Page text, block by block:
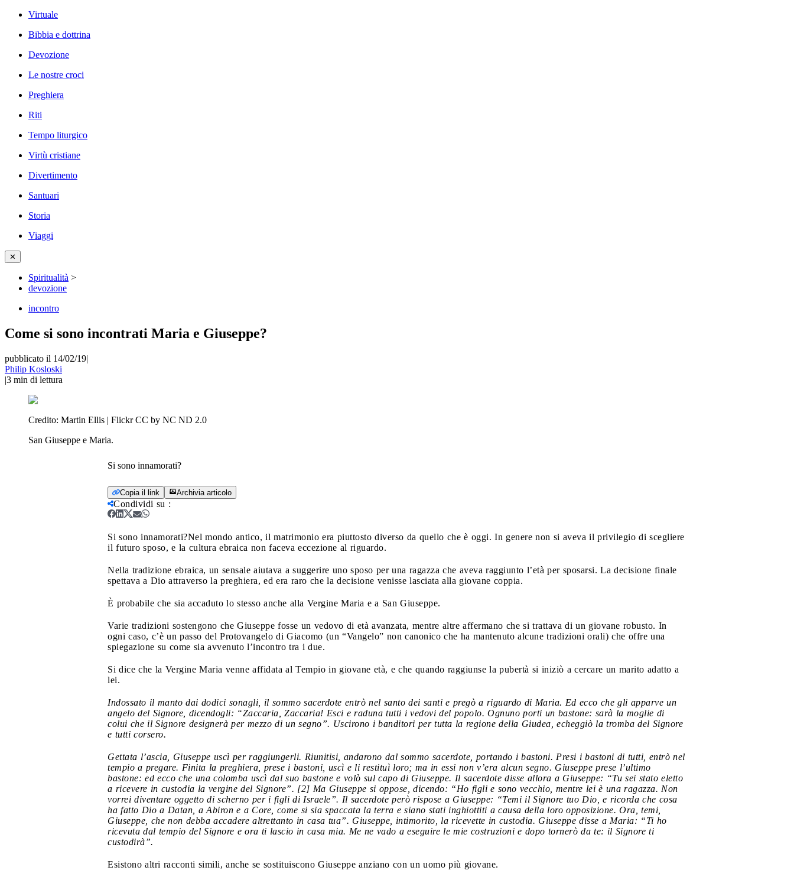
Virtuale
Bibbia e dottrina
Devozione
Le nostre croci
Preghiera
Riti
Tempo liturgico
Virtù cristiane
Divertimento
Santuari
Storia
Viaggi
✕
Spiritualità >
devozione
incontro
Come si sono incontrati Maria e Giuseppe?
pubblicato il 14/02/19|
Philip Kosloski
|3 min di lettura
Credito: Martin Ellis | Flickr CC by NC ND 2.0
San Giuseppe e Maria.
Si sono innamorati?
Copia il link Archivia articolo
Condividi su :
Si sono innamorati?Nel mondo antico, il matrimonio era piuttosto diverso da quello che è oggi. In genere non si aveva il privilegio di scegliere
il futuro sposo, e la cultura ebraica non faceva eccezione al riguardo.
Nella tradizione ebraica, un sensale aiutava a suggerire uno sposo per una ragazza che aveva raggiunto l’età per sposarsi. La decisione finale
spettava a Dio attraverso la preghiera, ed era raro che la decisione venisse lasciata alla giovane coppia.
È probabile che sia accaduto lo stesso anche alla Vergine Maria e a San Giuseppe.
Varie tradizioni sostengono che Giuseppe fosse un vedovo di età avanzata, mentre altre affermano che si trattava di un giovane robusto. In
ogni caso, c’è un passo del Protovangelo di Giacomo (un “Vangelo” non canonico che ha mantenuto alcune tradizioni orali) che offre una
spiegazione su come sia avvenuto l’incontro tra i due.
Si dice che la Vergine Maria venne affidata al Tempio in giovane età, e che quando raggiunse la pubertà si iniziò a cercare un marito adatto a
lei.
Indossato il manto dai dodici sonagli, il sommo sacerdote entrò nel santo dei santi e pregò a riguardo di Maria. Ed ecco che gli apparve un
angelo del Signore, dicendogli: “Zaccaria, Zaccaria! Esci e raduna tutti i vedovi del popolo. Ognuno porti un bastone: sarà la moglie di
colui che il Signore designerà per mezzo di un segno”. Uscirono i banditori per tutta la regione della Giudea, echeggiò la tromba del Signore
e tutti corsero.
Gettata l’ascia, Giuseppe uscì per raggiungerli. Riunitisi, andarono dal sommo sacerdote, portando i bastoni. Presi i bastoni di tutti, entrò nel
tempio a pregare. Finita la preghiera, prese i bastoni, uscì e li restituì loro; ma in essi non v’era alcun segno. Giuseppe prese l’ultimo
bastone: ed ecco che una colomba uscì dal suo bastone e volò sul capo di Giuseppe. Il sacerdote disse allora a Giuseppe: “Tu sei stato eletto
a ricevere in custodia la vergine del Signore”. [2] Ma Giuseppe si oppose, dicendo: “Ho figli e sono vecchio, mentre lei è una ragazza. Non
vorrei diventare oggetto di scherno per i figli di Israele”. Il sacerdote però rispose a Giuseppe: “Temi il Signore tuo Dio, e ricorda che cosa
ha fatto Dio a Datan, a Abiron e a Core, come si sia spaccata la terra e siano stati inghiottiti a causa della loro opposizione. Ora, temi,
Giuseppe, che non debba accadere altrettanto in casa tua”. Giuseppe, intimorito, la ricevette in custodia. Giuseppe disse a Maria: “Ti ho
ricevuta dal tempio del Signore e ora ti lascio in casa mia. Me ne vado a eseguire le mie costruzioni e dopo tornerò da te: il Signore ti
custodirà”.
Esistono altri racconti simili, anche se sostituiscono Giuseppe anziano con un uomo più giovane.